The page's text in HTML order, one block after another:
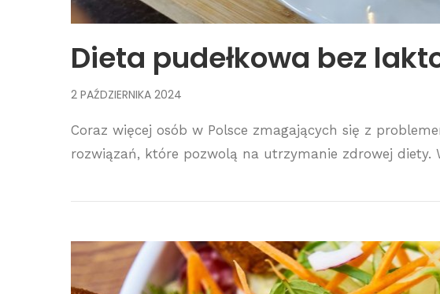
Dieta pudełkowa bez
2 PAŹDZIERNIKA 2024
Coraz więcej osób w Polsce zmagających się z
rozwiązań, które pozwolą na utrzymanie zdrowej diety.